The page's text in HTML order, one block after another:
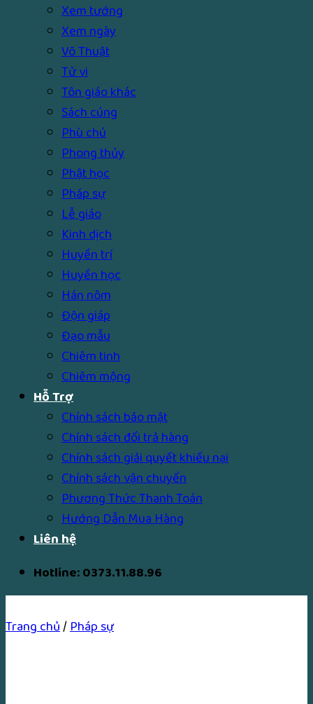
Xem tướng
Xem ngày
Võ Thuật
Tử vi
Tôn giáo khác
Sách cúng
Phù chú
Phong thủy
Phật học
Pháp sự
Lễ giáo
Kinh dịch
Huyền trí
Huyền học
Hán nôm
Độn giáp
Đạo mẫu
Chiêm tinh
Chiêm mộng
Hỗ Trợ
Chính sách bảo mật
Chính sách đổi trả hàng
Chính sách giải quyết khiếu nại
Chính sách vận chuyển
Phương Thức Thanh Toán
Hướng Dẫn Mua Hàng
Liên hệ
Hotline: 0373.11.88.96
Trang chủ/Pháp sự